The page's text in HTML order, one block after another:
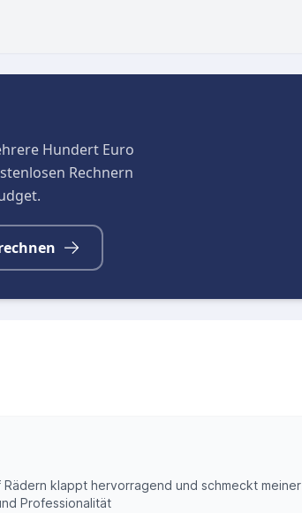
Hundert Euro
Rechnern
klappt hervorragend und schmeckt meiner
Professionalität